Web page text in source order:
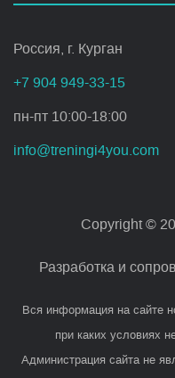
Россия, г. Курган
+7 904 949-33-15
пн-пт 10:00-18:00
info@treningi4you.com
Copyright ©
Разработка и
Вся информация на сайте
при каких условиях
Администрация сайта не